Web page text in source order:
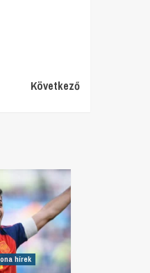
Következő
hírek